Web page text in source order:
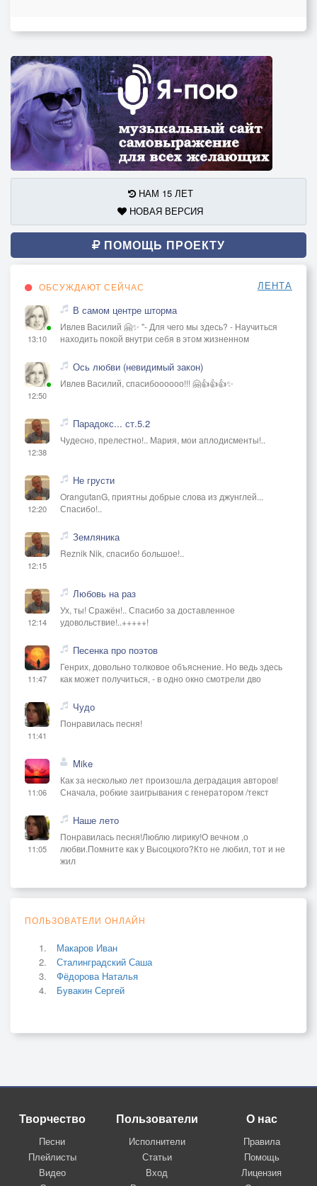
НАМ 15 ЛЕТ
НОВАЯ ВЕРСИЯ
ПОМОЩЬ ПРОЕКТУ
ОБСУЖДАЮТ СЕЙЧАС ЛЕНТА
13:10
В самом центре шторма
Ивлев Василий 🤗✨ "- Для чего мы здесь? - Научиться
находить покой внутри себя в этом жизненном
12:50
Ось любви (невидимый закон)
Ивлев Василий, спасибоооооо!!! 🤗👍👍👍✨
12:38
Парадокс... ст.5.2
Чудесно, прелестно!.. Мария, мои аплодисменты!..
12:20
Не грусти
OrangutanG, приятны добрые слова из джунглей...
Спасибо!..
12:15
Земляника
Reznik Nik, спасибо большое!..
12:14
Любовь на раз
Ух, ты! Сражён!.. Спасибо за доставленное
удовольствие!..+++++!
11:47
Песенка про поэтов
Генрих, довольно толковое объяснение. Но ведь здесь
как может получиться, - в одно окно смотрели дво
11:41
Чудо
Понравилась песня!
11:06
Mike
Как за несколько лет произошла деградация авторов!
Сначала, робкие заигрывания с генератором /текст
11:05
Наше лето
Понравилась песня!Люблю лирику!О вечном ,о
любви.Помните как у Высоцкого?Кто не любил, тот и не
жил
ПОЛЬЗОВАТЕЛИ ОНЛАЙН
Макаров Иван
Сталинградский Саша
Фёдорова Наталья
Бувакин Сергей
Творчество
Песни
Плейлисты
Видео
Пользователи
Исполнители
Статьи
Вход
О нас
Правила
Помощь
Лицензия